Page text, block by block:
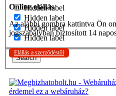
Hidden label
Hidden label
Hidden label
Hidden label
Search
Online elállás
Az alábbi gombra kattintva Ön
jogszabályban biztosított 14
Elállás a szerződéstől